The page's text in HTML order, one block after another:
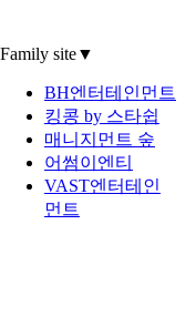
Family site▼
BH엔터테인먼트
킹콩 by 스타쉽
매니지먼트 숲
어썸이엔티
VAST엔터테인
먼트